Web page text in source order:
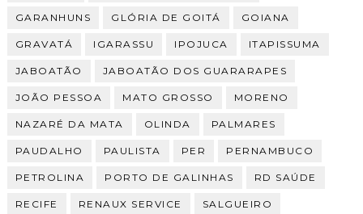
GARANHUNS GLÓRIA DE GOITÁ GOIANA
GRAVATÁ IGARASSU IPOJUCA ITAPISSUMA
JABOATÃO JABOATÃO DOS GUARARAPES
JOÃO PESSOA MATO GROSSO MORENO
NAZARÉ DA MATA OLINDA PALMARES
PAUDALHO PAULISTA PER PERNAMBUCO
PETROLINA PORTO DE GALINHAS RD SAÚDE
RECIFE RENAUX SERVICE SALGUEIRO